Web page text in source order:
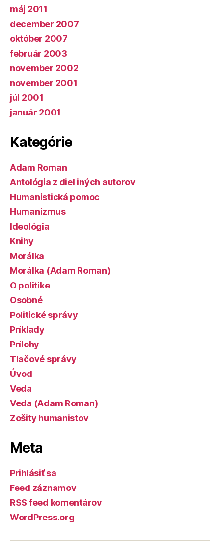
máj 2011
december 2007
október 2007
február 2003
november 2002
november 2001
júl 2001
január 2001
Kategórie
Adam Roman
Antológia z diel iných autorov
Humanistická pomoc
Humanizmus
Ideológia
Knihy
Morálka
Morálka (Adam Roman)
O politike
Osobné
Politické správy
Príklady
Prílohy
Tlačové správy
Úvod
Veda
Veda (Adam Roman)
Zošity humanistov
Meta
Prihlásiť sa
Feed záznamov
RSS feed komentárov
WordPress.org